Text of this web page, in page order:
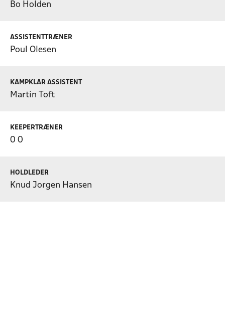
Bo Holden
ASSISTENTTRÆNER
Poul Olesen
KAMPKLAR ASSISTENT
Martin Toft
KEEPERTRÆNER
0 0
HOLDLEDER
Knud Jorgen Hansen